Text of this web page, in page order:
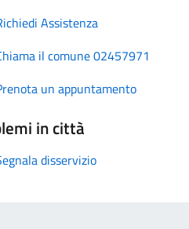
Assistenza
il comune 02457971
un appuntamento
in città
disservizio